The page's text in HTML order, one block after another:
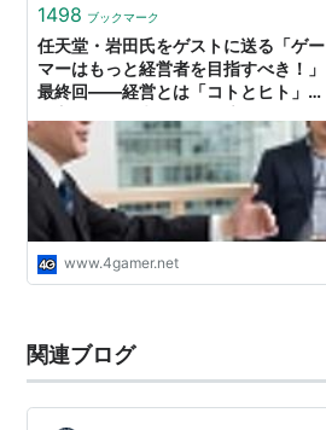
1498 ブックマーク
任天堂・岩田氏をゲストに送る「ゲー
マーはもっと経営者を目指すべき！」
最終回――経営とは「コトとヒト」の
www.4gamer.net
関連ブログ